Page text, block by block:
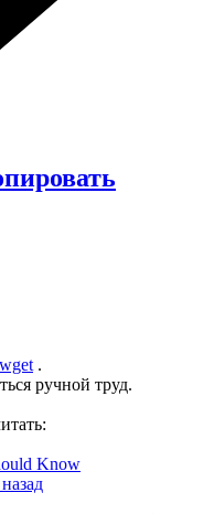
wget .
ручной труд.
Know